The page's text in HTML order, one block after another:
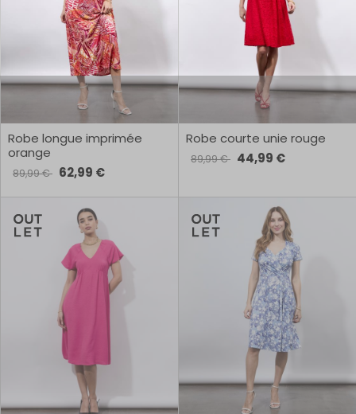
Robe longue imprimée
orange
89,99 € 62,99 €
Robe courte unie rouge
89,99 € 44,99 €